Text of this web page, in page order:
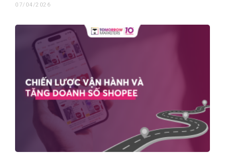
07/04/2026